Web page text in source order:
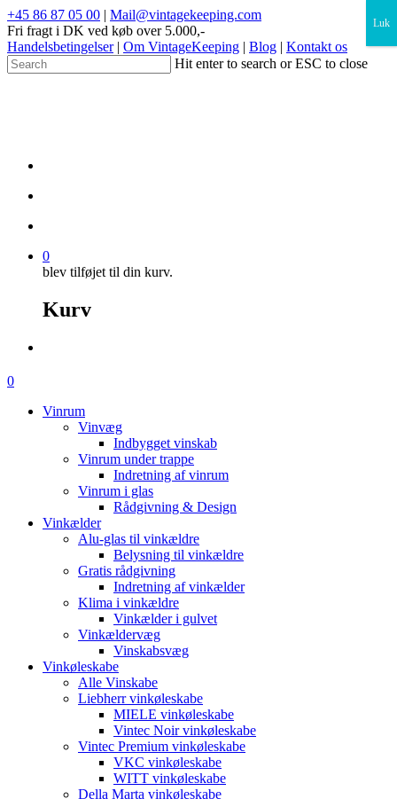
+45 86 87 05 00 | Mail@vintagekeeping.com
Fri fragt i DK ved køb over 5.000,-
Handelsbetingelser| Om VintageKeeping | Blog | Kontakt os
Hit enter to search or ESC to close
0
blev tilføjet til din kurv.
Kurv
0
Vinrum
Vinvæg
Indbygget vinskab
Vinrum under trappe
Indretning af vinrum
Vinrum i glas
Rådgivning & Design
Vinkælder
Alu-glas til vinkældre
Belysning til vinkældre
Gratis rådgivning
Indretning af vinkælder
Klima i vinkældre
Vinkælder i gulvet
Vinkældervæg
Vinskabsvæg
Vinkøleskabe
Alle Vinskabe
Liebherr vinkøleskabe
MIELE vinkøleskabe
Vintec Noir vinkøleskabe
Vintec Premium vinkøleskabe
VKC vinkøleskabe
WITT vinkøleskabe
Della Marta vinkøleskabe
×
Luk